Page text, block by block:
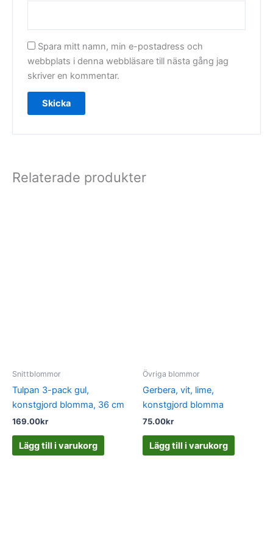
Spara mitt namn, min e-postadress och
webbplats i denna webbläsare till nästa gång jag
skriver en kommentar.
Relaterade produkter
Snittblommor
Tulpan 3-pack gul,
konstgjord blomma, 36 cm
169.00kr
Lägg till i varukorg
Övriga blommor
Gerbera, vit, lime,
konstgjord blomma
75.00kr
Lägg till i varukorg